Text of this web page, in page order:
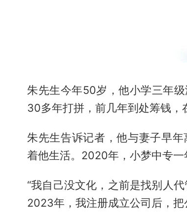
朱先生今年50岁，他小学三年
30多年打拼，前几年到处筹钱，
朱先生告诉记者，他与妻子早
着他生活。2020年，小梦中专一
“我自己没文化，之前是找别人
2023年，我注册成立公司后，